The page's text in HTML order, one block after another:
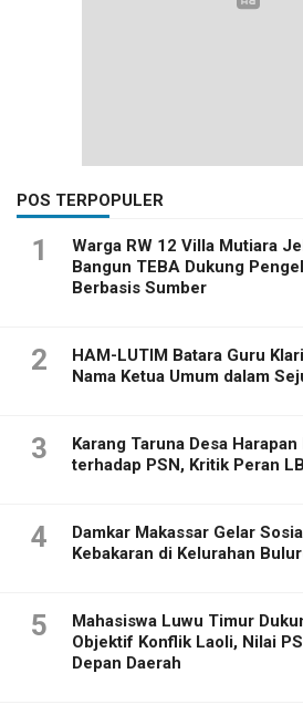
POS TERPOPULER
1
Warga RW 12 Villa Mutiara
Bangun TEBA Dukung
Berbasis Sumber
2
HAM-LUTIM Batara Guru
Nama Ketua Umum dalam
3
Karang Taruna Desa
terhadap PSN, Kritik Peran
4
Damkar Makassar Gelar
Kebakaran di Kelurahan
5
Mahasiswa Luwu Timur
Objektif Konflik Laoli, Nilai
Depan Daerah